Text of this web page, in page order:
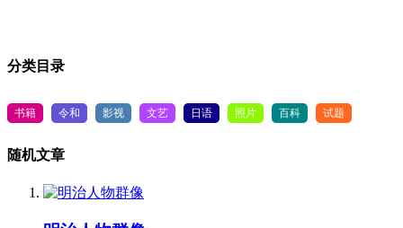
分类目录
书籍 令和 影视 文艺 日语 照片 百科 试题
随机文章